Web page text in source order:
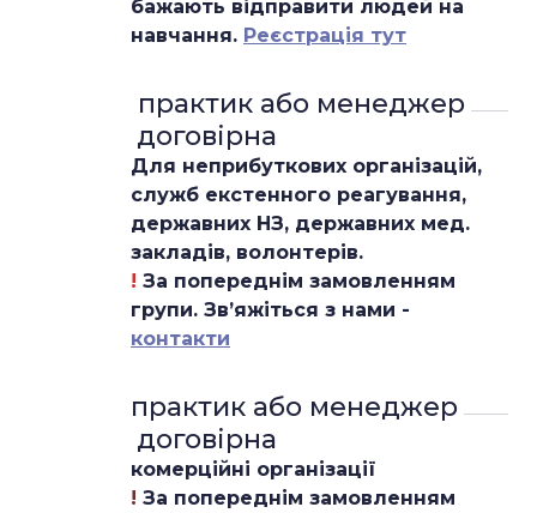
бажають відправити людей на
навчання. Реєстрація тут
практик або менеджер
договірна
Для неприбуткових організацій,
служб екстенного реагування,
державних НЗ, державних мед.
закладів, волонтерів.
! За попереднім замовленням
групи. Звʼяжіться з нами -
контакти
практик або менеджер
договірна
комерційні організації
! За попереднім замовленням